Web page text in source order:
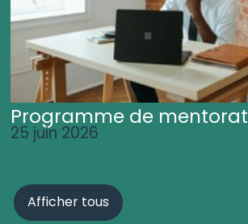
Programme de mentorat
25 juin 2026
Afficher tous